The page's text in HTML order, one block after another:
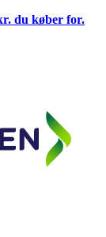
du køber for.